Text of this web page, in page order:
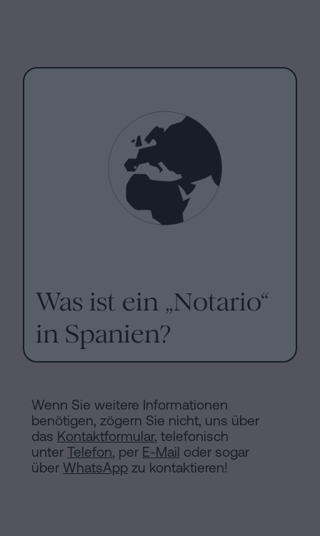
Was ist ein „Notario“
in Spanien?
Wenn Sie weitere Informationen
benötigen, zögern Sie nicht, uns über
das Kontaktformular, telefonisch
unter Telefon, per E-Mail oder sogar
über WhatsApp zu kontaktieren!